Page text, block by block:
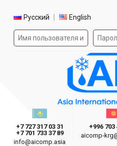
Выбор языка
Русский English
Форма
Asia International Company
Казахстан г.
+7 727 317 03 31
+7 701 733 37 89
info@aicomp.asia
+996 703